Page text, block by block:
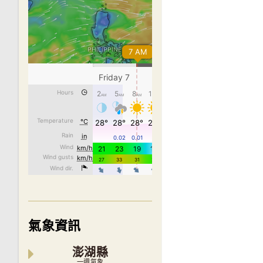
氣象資訊
澎湖縣